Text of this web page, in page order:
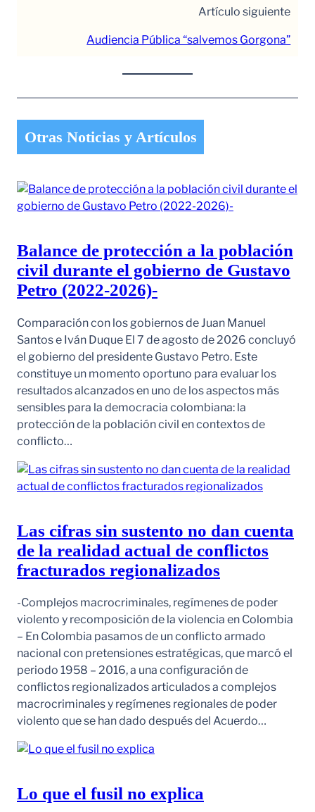
Artículo siguiente
Audiencia Pública “salvemos Gorgona”
Otras Noticias y Artículos
Balance de protección a la población
civil durante el gobierno de Gustavo
Petro (2022-2026)-
Comparación con los gobiernos de Juan Manuel
Santos e Iván Duque El 7 de agosto de 2026 concluyó
el gobierno del presidente Gustavo Petro. Este
constituye un momento oportuno para evaluar los
resultados alcanzados en uno de los aspectos más
sensibles para la democracia colombiana: la
protección de la población civil en contextos de
conflicto…
Las cifras sin sustento no dan cuenta
de la realidad actual de conflictos
fracturados regionalizados
-Complejos macrocriminales, regímenes de poder
violento y recomposición de la violencia en Colombia
– En Colombia pasamos de un conflicto armado
nacional con pretensiones estratégicas, que marcó el
periodo 1958 – 2016, a una configuración de
conflictos regionalizados articulados a complejos
macrocriminales y regímenes regionales de poder
violento que se han dado después del Acuerdo…
Lo que el fusil no explica